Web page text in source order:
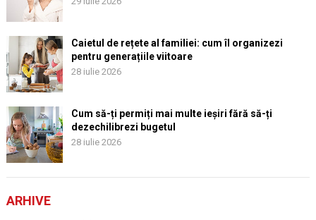
Caietul de rețete al familiei: cum îl organizezi
pentru generațiile viitoare
28 iulie 2026
Cum să-ți permiți mai multe ieșiri fără să-ți
dezechilibrezi bugetul
28 iulie 2026
ARHIVE